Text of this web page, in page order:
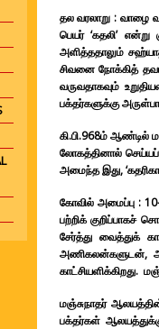
தல வரலாறு : வாழை
பெயர் ‘கதலி’ என்று
அளித்ததாலும்
சிவனை நோக்கித்
வருவதாகவும்
பக்தர்களுக்கு
கி.பி.968ம் ஆண்டில்
லோகத்தினால்
அமைந்த இது, ‘கதரிகா
கோவில் அமைப்பு :
பற்றிக் குறிப்பாகச்
சேர்த்து வைத்துக்
அணிகலன்களுடன்,
காட்சியளிக்கிறது.
மஞ்சுநாதர்
பக்தர்கள்